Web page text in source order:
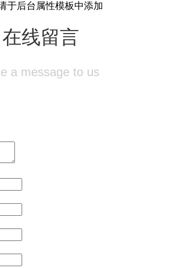
于后台属性模板中添加
在线留言
a message to us